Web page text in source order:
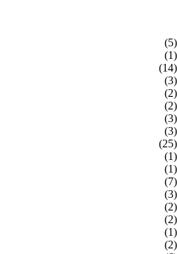
(5)
(1)
(14)
(3)
(2)
(2)
(3)
(3)
(25)
(1)
(1)
(7)
(3)
(2)
(2)
(1)
(2)